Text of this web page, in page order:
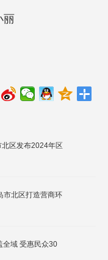
丽
全域 受惠民众30